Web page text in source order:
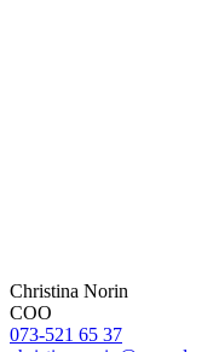
Christina Norin
COO
073-521 65 37